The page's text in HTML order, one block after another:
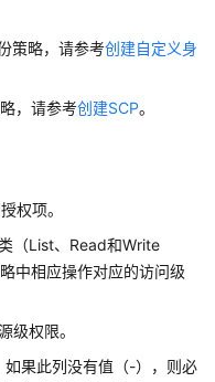
策略，请参考创建自定义身
，请参考创建SCP。
权项。
（List、Read和Write
中相应操作对应的访问级
级权限。
果此列没有值（-），则必